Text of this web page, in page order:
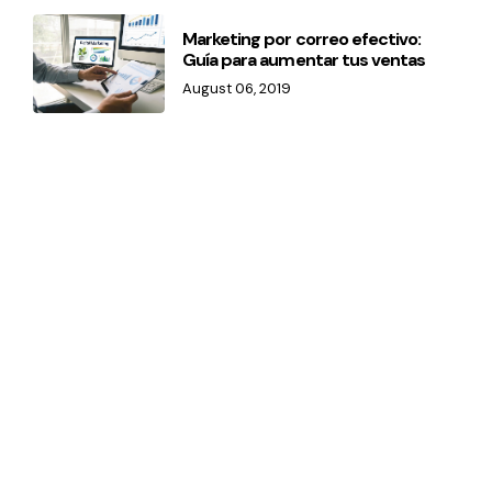
Marketing por correo efectivo:
Guía para aumentar tus ventas
August 06, 2019